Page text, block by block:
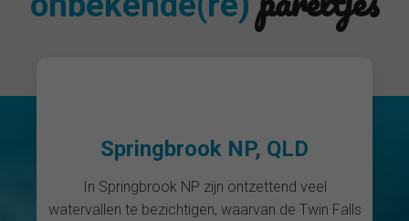
Charles Knife Canyon, WA
Deze kloof ligt op een half uurtje rijden van
Exmouth en je kunt hier een schitterende